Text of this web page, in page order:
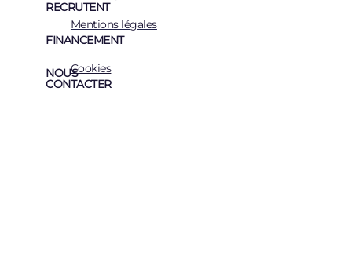
RECRUTENT
FINANCEMENT
NOUS
CONTACTER
Mentions légales
Cookies